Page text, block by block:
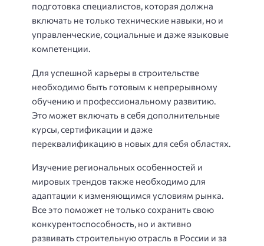
подготовка специалистов, которая должна
включать не только технические навыки, но и
управленческие, социальные и даже языковые
компетенции.
Для успешной карьеры в строительстве
необходимо быть готовым к непрерывному
обучению и профессиональному развитию.
Это может включать в себя дополнительные
курсы, сертификации и даже
переквалификацию в новых для себя областях.
Изучение региональных особенностей и
мировых трендов также необходимо для
адаптации к изменяющимся условиям рынка.
Все это поможет не только сохранить свою
конкурентоспособность, но и активно
развивать строительную отрасль в России и за